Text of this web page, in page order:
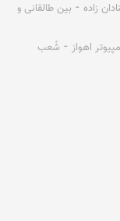
زاده ⁃ بین طالقانی و
اهواز ⁃ شُعب